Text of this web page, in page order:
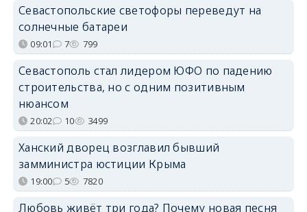
Севастопольские светофоры переведут на
солнечные батареи
09:01 7 799
Севастополь стал лидером ЮФО по падению
строительства, но с одним позитивным
нюансом
20:02 10 3499
Ханский дворец возглавил бывший
замминистра юстиции Крыма
19:00 5 7820
Любовь живёт три года? Почему новая песня